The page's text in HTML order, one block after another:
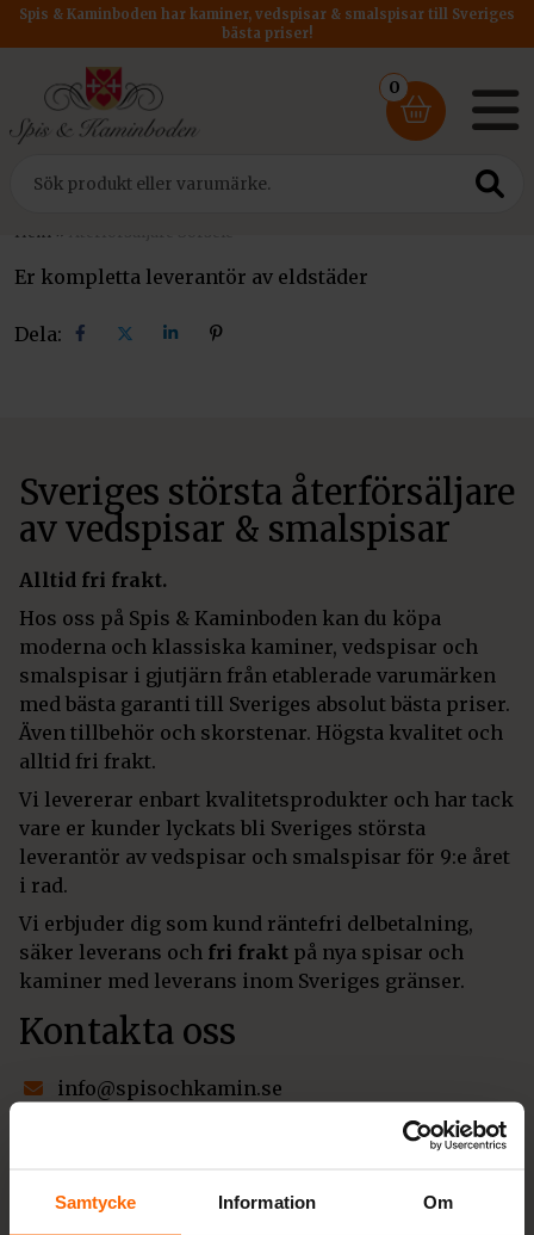
Samtycke Information Om
Spis & Kaminboden har kaminer, vedspisar & smalspisar till Sveriges
bästa priser!
0
Hem »
Er kompletta leverantör av eldstäder
Dela: Dela Dela Dela Dela
Sveriges största återförsäljare
av vedspisar & smalspisar
Alltid fri frakt.
Hos oss på Spis & Kaminboden kan du köpa
moderna och klassiska kaminer, vedspisar och
smalspisar i gjutjärn från etablerade varumärken
med bästa garanti till Sveriges absolut bästa priser.
Även tillbehör och skorstenar. Högsta kvalitet och
alltid fri frakt.
Vi levererar enbart kvalitetsprodukter och har tack
vare er kunder lyckats bli Sveriges största
leverantör av vedspisar och smalspisar för 9:e året
i rad.
Vi erbjuder dig som kund räntefri delbetalning,
säker leverans och fri frakt på nya spisar och
kaminer med leverans inom Sveriges gränser.
Kontakta oss
info@spisochkamin.se
Värestorpsvägen 16, 312 95 Laholm